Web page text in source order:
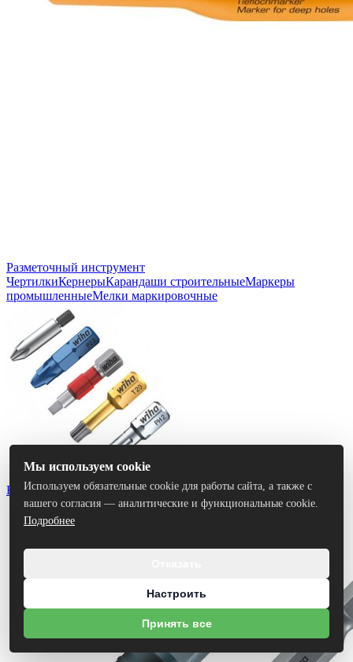
Разметочный инструмент
ЧертилкиКернерыКарандаши строительныеМаркеры
промышленныеМелки маркировочные
Биты
Мы используем cookie
Используем обязательные cookie для работы сайта, а также с
вашего согласия — аналитические и функциональные cookie.
Подробнее
Настроить
Принять все